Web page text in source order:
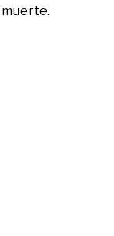
muerte.